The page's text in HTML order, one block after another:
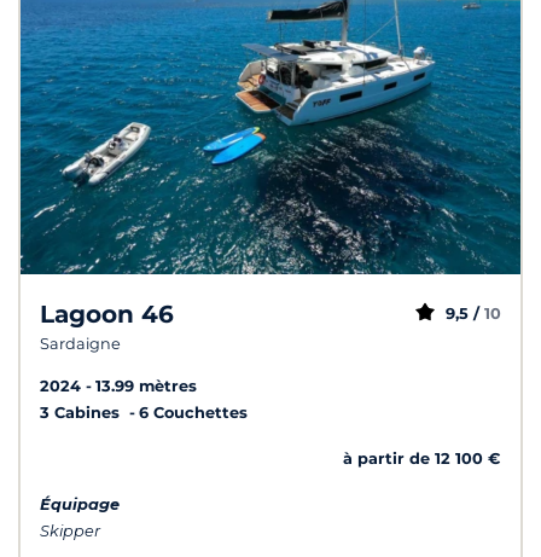
Lagoon 46
Sardaigne
9,5 / 10
2024
13.99 mètres
3 Cabines
6 Couchettes
à partir de 12 100 €
Équipage
Skipper